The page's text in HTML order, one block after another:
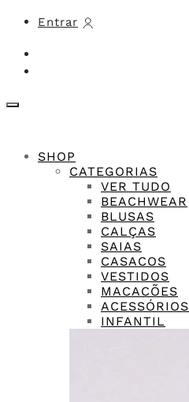
Entrar
SHOP
CATEGORIAS
VER TUDO
BEACHWEAR
BLUSAS
CALÇAS
SAIAS
CASACOS
VESTIDOS
MACACÕES
ACESSÓRIOS
INFANTIL